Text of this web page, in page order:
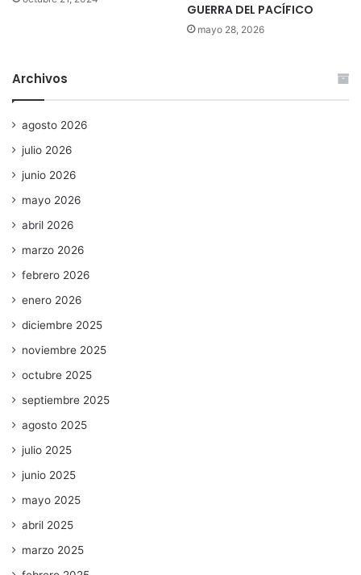
GUERRA DEL PACÍFICO
mayo 28, 2026
Archivos
agosto 2026
julio 2026
junio 2026
mayo 2026
abril 2026
marzo 2026
febrero 2026
enero 2026
diciembre 2025
noviembre 2025
octubre 2025
septiembre 2025
agosto 2025
julio 2025
junio 2025
mayo 2025
abril 2025
marzo 2025